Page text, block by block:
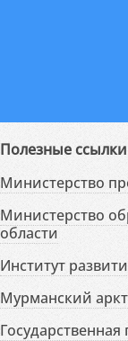
Полезные ссылки
Министерство
Министерство
области
Институт
Мурманский